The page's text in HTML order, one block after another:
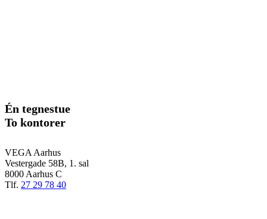
Én tegnestue
To kontorer
VEGA Aarhus
Vestergade 58B, 1. sal
8000 Aarhus C
Tlf. 27 29 78 40